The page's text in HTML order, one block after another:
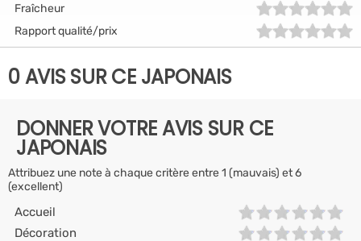
Fraîcheur
Rapport qualité/prix
0 AVIS SUR CE JAPONAIS
DONNER VOTRE AVIS SUR CE
JAPONAIS
Attribuez une note à chaque critère entre 1 (mauvais) et 6
(excellent)
Accueil
Décoration